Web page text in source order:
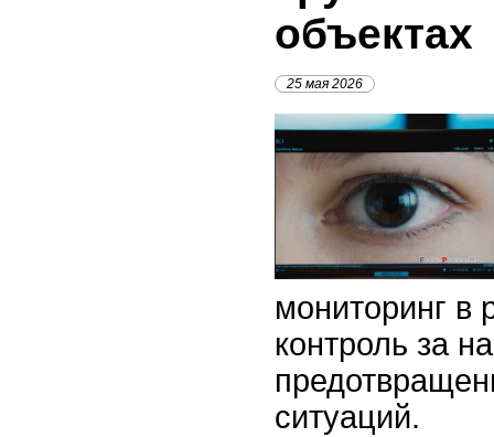
объектах
25 мая 2026
мониторинг в
контроль за
ситуаций.